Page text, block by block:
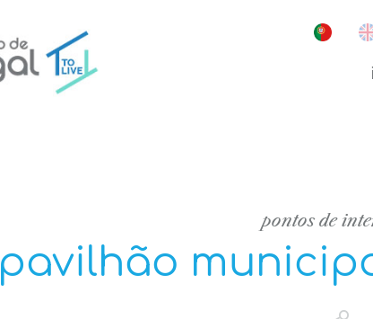
pontos de
pavilhão